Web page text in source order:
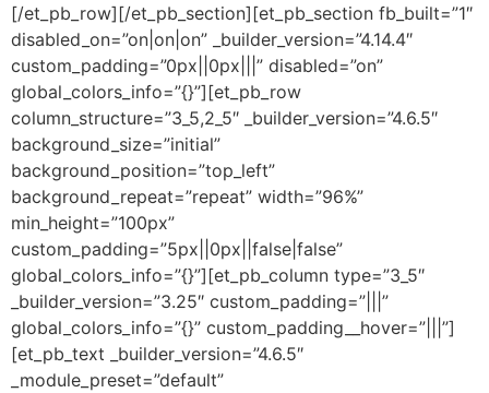
[/et_pb_row][/et_pb_section][et_pb_section fb_built=”1″
disabled_on=”on|on|on” _builder_version=”4.14.4″
custom_padding=”0px||0px|||” disabled=”on”
global_colors_info=”{}”][et_pb_row
column_structure=”3_5,2_5″ _builder_version=”4.6.5″
background_size=”initial”
background_position=”top_left”
background_repeat=”repeat” width=”96%”
min_height=”100px”
custom_padding=”5px||0px||false|false”
global_colors_info=”{}”][et_pb_column type=”3_5″
_builder_version=”3.25″ custom_padding=”|||”
global_colors_info=”{}” custom_padding__hover=”|||”]
[et_pb_text _builder_version=”4.6.5″
_module_preset=”default”